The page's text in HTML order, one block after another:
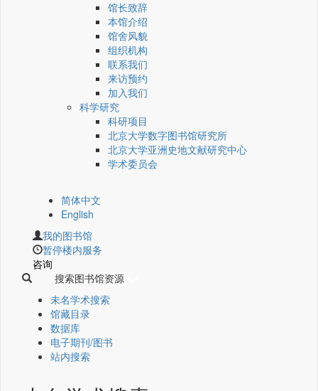
馆长致辞
本馆介绍
馆舍风貌
组织机构
联系我们
来访预约
加入我们
科学研究
科研项目
北京大学数字图书馆研究所
北京大学亚洲史地文献研究中心
学术委员会
简体中文
English
我的图书馆
暂停楼内服务
咨询
搜索图书馆资源
未名学术搜索
馆藏目录
数据库
电子期刊/图书
站内搜索